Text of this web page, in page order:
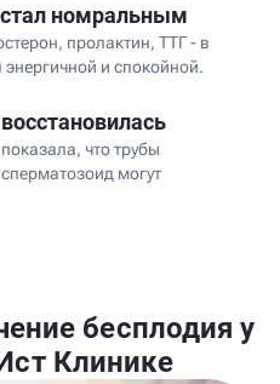
номральным
пролактин, ТТГ - в
энергичной и спокойной.
что трубы
могут
бесплодия у
Клинике